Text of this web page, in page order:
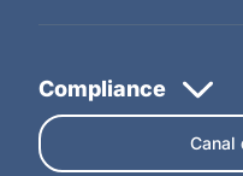
Canal